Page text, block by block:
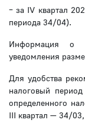
– за IV квартал
периода 34/04).
Информация о
уведомления
Для удобства
налоговый
определенного
III квартал — 34/